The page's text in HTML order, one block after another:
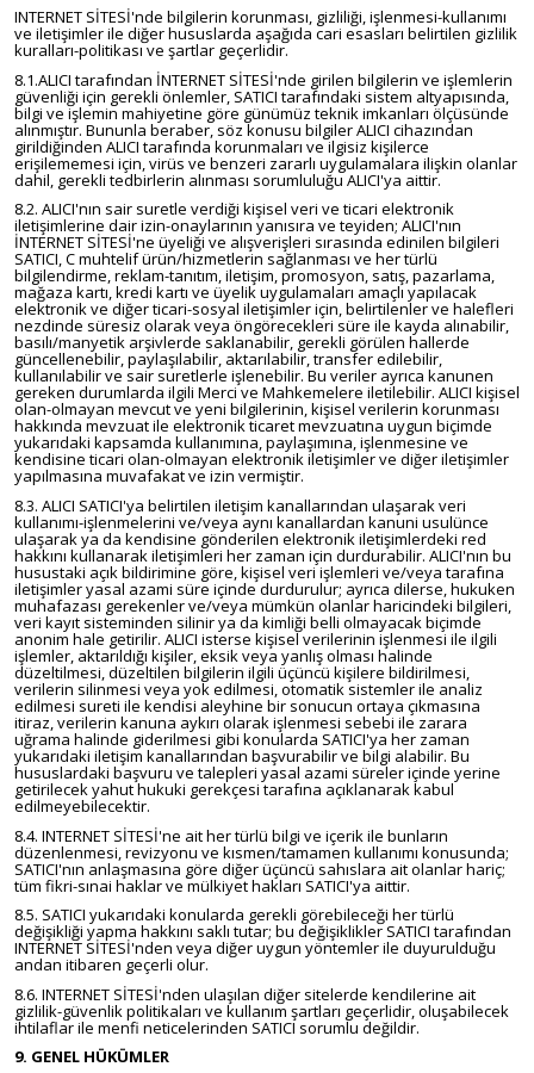
INTERNET SİTESİ'nde bilgilerin korunması, gizliliği, işlenmesi-kullanımı
ve iletişimler ile diğer hususlarda aşağıda cari esasları belirtilen gizlilik
kuralları-politikası ve şartlar geçerlidir.
8.1.ALICI tarafından İNTERNET SİTESİ'nde girilen bilgilerin ve işlemlerin
güvenliği için gerekli önlemler, SATICI tarafındaki sistem altyapısında,
bilgi ve işlemin mahiyetine göre günümüz teknik imkanları ölçüsünde
alınmıştır. Bununla beraber, söz konusu bilgiler ALICI cihazından
girildiğinden ALICI tarafında korunmaları ve ilgisiz kişilerce
erişilememesi için, virüs ve benzeri zararlı uygulamalara ilişkin olanlar
dahil, gerekli tedbirlerin alınması sorumluluğu ALICI'ya aittir.
8.2. ALICI'nın sair suretle verdiği kişisel veri ve ticari elektronik
iletişimlerine dair izin-onaylarının yanısıra ve teyiden; ALICI'nın
İNTERNET SİTESİ'ne üyeliği ve alışverişleri sırasında edinilen bilgileri
SATICI, C muhtelif ürün/hizmetlerin sağlanması ve her türlü
bilgilendirme, reklam-tanıtım, iletişim, promosyon, satış, pazarlama,
mağaza kartı, kredi kartı ve üyelik uygulamaları amaçlı yapılacak
elektronik ve diğer ticari-sosyal iletişimler için, belirtilenler ve halefleri
nezdinde süresiz olarak veya öngörecekleri süre ile kayda alınabilir,
basılı/manyetik arşivlerde saklanabilir, gerekli görülen hallerde
güncellenebilir, paylaşılabilir, aktarılabilir, transfer edilebilir,
kullanılabilir ve sair suretlerle işlenebilir. Bu veriler ayrıca kanunen
gereken durumlarda ilgili Merci ve Mahkemelere iletilebilir. ALICI kişisel
olan-olmayan mevcut ve yeni bilgilerinin, kişisel verilerin korunması
hakkında mevzuat ile elektronik ticaret mevzuatına uygun biçimde
yukarıdaki kapsamda kullanımına, paylaşımına, işlenmesine ve
kendisine ticari olan-olmayan elektronik iletişimler ve diğer iletişimler
yapılmasına muvafakat ve izin vermiştir.
8.3. ALICI SATICI'ya belirtilen iletişim kanallarından ulaşarak veri
kullanımı-işlenmelerini ve/veya aynı kanallardan kanuni usulünce
ulaşarak ya da kendisine gönderilen elektronik iletişimlerdeki red
hakkını kullanarak iletişimleri her zaman için durdurabilir. ALICI'nın bu
husustaki açık bildirimine göre, kişisel veri işlemleri ve/veya tarafına
iletişimler yasal azami süre içinde durdurulur; ayrıca dilerse, hukuken
muhafazası gerekenler ve/veya mümkün olanlar haricindeki bilgileri,
veri kayıt sisteminden silinir ya da kimliği belli olmayacak biçimde
anonim hale getirilir. ALICI isterse kişisel verilerinin işlenmesi ile ilgili
işlemler, aktarıldığı kişiler, eksik veya yanlış olması halinde
düzeltilmesi, düzeltilen bilgilerin ilgili üçüncü kişilere bildirilmesi,
verilerin silinmesi veya yok edilmesi, otomatik sistemler ile analiz
edilmesi sureti ile kendisi aleyhine bir sonucun ortaya çıkmasına
itiraz, verilerin kanuna aykırı olarak işlenmesi sebebi ile zarara
uğrama halinde giderilmesi gibi konularda SATICI'ya her zaman
yukarıdaki iletişim kanallarından başvurabilir ve bilgi alabilir. Bu
hususlardaki başvuru ve talepleri yasal azami süreler içinde yerine
getirilecek yahut hukuki gerekçesi tarafına açıklanarak kabul
edilmeyebilecektir.
8.4. INTERNET SİTESİ'ne ait her türlü bilgi ve içerik ile bunların
düzenlenmesi, revizyonu ve kısmen/tamamen kullanımı konusunda;
SATICI'nın anlaşmasına göre diğer üçüncü sahıslara ait olanlar hariç;
tüm fikri-sınai haklar ve mülkiyet hakları SATICI'ya aittir.
8.5. SATICI yukarıdaki konularda gerekli görebileceği her türlü
değişikliği yapma hakkını saklı tutar; bu değişiklikler SATICI tarafından
INTERNET SİTESİ'nden veya diğer uygun yöntemler ile duyurulduğu
andan itibaren geçerli olur.
8.6. INTERNET SİTESİ'nden ulaşılan diğer sitelerde kendilerine ait
gizlilik-güvenlik politikaları ve kullanım şartları geçerlidir, oluşabilecek
ihtilaflar ile menfi neticelerinden SATICI sorumlu değildir.
9. GENEL HÜKÜMLER